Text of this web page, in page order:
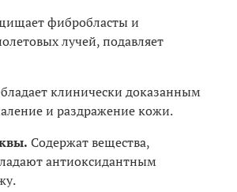
фибробласты и
лучей, подавляет
клинически доказанным
и раздражение кожи.
Содержат вещества,
антиоксидантным